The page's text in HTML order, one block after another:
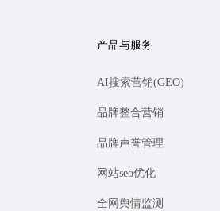
产品与服务
AI搜索营销(GEO)
品牌整合营销
品牌声誉管理
网站seo优化
全网舆情监测